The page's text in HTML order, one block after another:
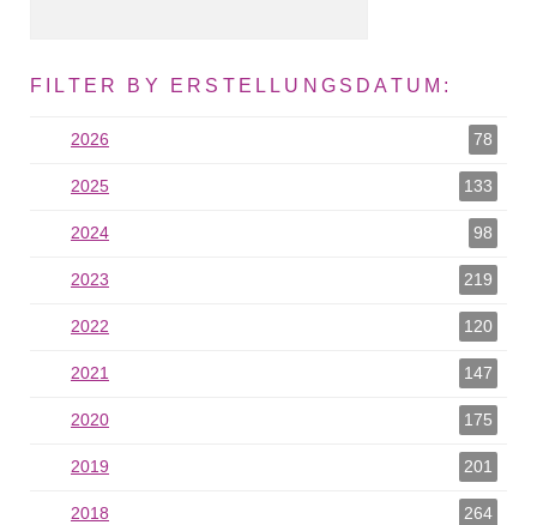
FILTER BY ERSTELLUNGSDATUM:
2026 78
2025 133
2024 98
2023 219
2022 120
2021 147
2020 175
2019 201
2018 264